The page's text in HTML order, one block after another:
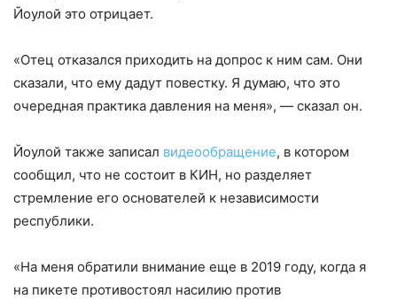
Йоулой это отрицает.
«Отец отказался приходить на допрос к ним сам. Они
сказали, что ему дадут повестку. Я думаю, что это
очередная практика давления на меня», — сказал он.
Йоулой также записал видеообращение, в котором
сообщил, что не состоит в КИН, но разделяет
стремление его основателей к независимости
республики.
«На меня обратили внимание еще в 2019 году, когда я
на пикете противостоял насилию против